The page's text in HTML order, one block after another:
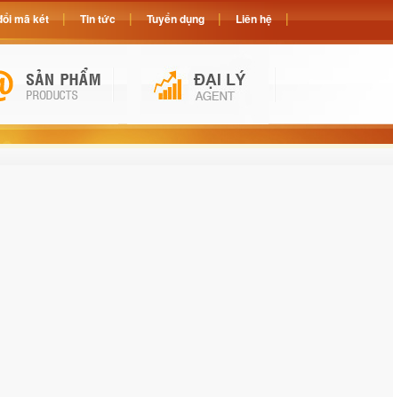
mã két Tin tức Tuyển dụng Liên hệ